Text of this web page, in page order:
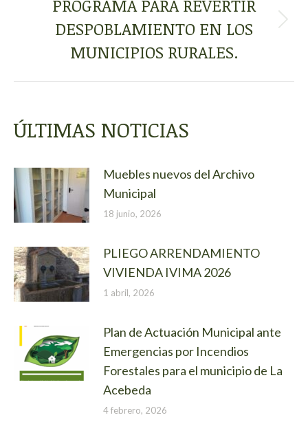
Publicación
siguiente:
PROGRAMA PARA REVERTIR
DESPOBLAMIENTO EN LOS
MUNICIPIOS RURALES.
ÚLTIMAS NOTICIAS
Muebles nuevos del Archivo
Municipal
18 junio, 2026
PLIEGO ARRENDAMIENTO
VIVIENDA IVIMA 2026
1 abril, 2026
Plan de Actuación Municipal ante
Emergencias por Incendios
Forestales para el municipio de La
Acebeda
4 febrero, 2026